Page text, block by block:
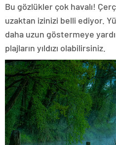
Bu gözlükler çok havalı!
uzaktan izinizi belli ediyor.
daha uzun göstermeye
plajların yıldızı olabilirsiniz.